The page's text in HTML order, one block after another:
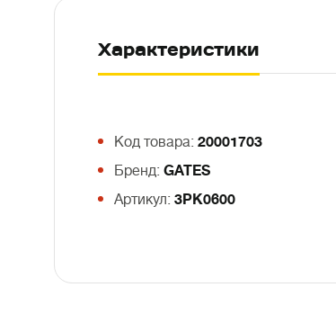
Характеристики
Код товара: 20001703
Бренд: GATES
Артикул: 3PK0600